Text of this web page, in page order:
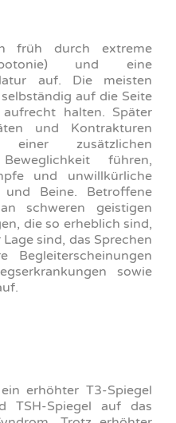
früh durch extreme
und eine
auf. Die meisten
auf die Seite
halten. Später
und Kontrakturen
zusätzlichen
führen,
und unwillkürliche
Beine. Betroffene
schweren geistigen
die so erheblich sind,
sind, das Sprechen
Begleiterscheinungen
sowie
erhöhter T3-Spiegel
TSH-Spiegel auf das